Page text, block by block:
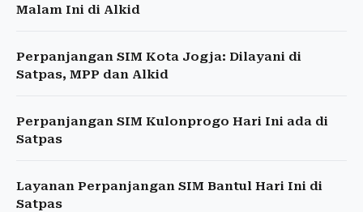
Malam Ini di Alkid
Perpanjangan SIM Kota Jogja: Dilayani di
Satpas, MPP dan Alkid
Perpanjangan SIM Kulonprogo Hari Ini ada di
Satpas
Layanan Perpanjangan SIM Bantul Hari Ini di
Satpas